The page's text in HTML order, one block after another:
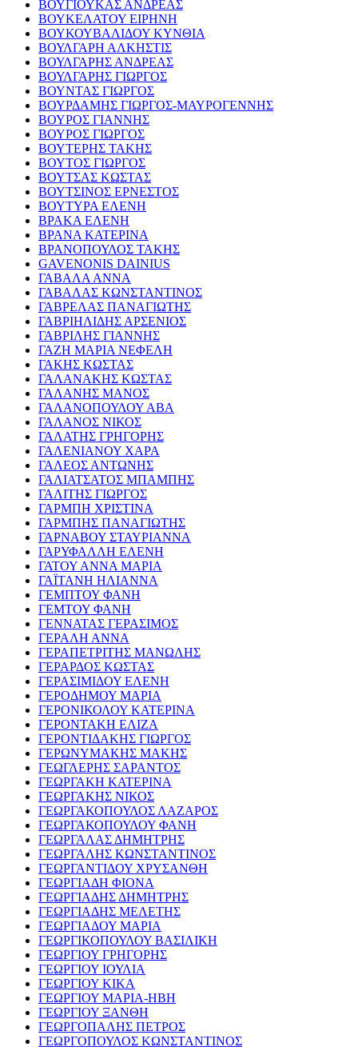
ΒΟΥΓΙΟΥΚΑΣ ΑΝΔΡΕΑΣ
ΒΟΥΚΕΛΑΤΟΥ ΕΙΡΗΝΗ
ΒΟΥΚΟΥΒΑΛΙΔΟΥ ΚΥΝΘΙΑ
ΒΟΥΛΓΑΡΗ ΑΛΚΗΣΤΙΣ
ΒΟΥΛΓΑΡΗΣ ΑΝΔΡΕΑΣ
ΒΟΥΛΓΑΡΗΣ ΓΙΩΡΓΟΣ
ΒΟΥΝΤΑΣ ΓΙΩΡΓΟΣ
ΒΟΥΡΔΑΜΗΣ ΓΙΩΡΓΟΣ-ΜΑΥΡΟΓΕΝΝΗΣ
ΒΟΥΡΟΣ ΓΙΑΝΝΗΣ
ΒΟΥΡΟΣ ΓΙΩΡΓΟΣ
ΒΟΥΤΕΡΗΣ ΤΑΚΗΣ
ΒΟΥΤΟΣ ΓΙΩΡΓΟΣ
ΒΟΥΤΣΑΣ ΚΩΣΤΑΣ
ΒΟΥΤΣΙΝΟΣ ΕΡΝΕΣΤΟΣ
ΒΟΥΤΥΡΑ ΕΛΕΝΗ
ΒΡΑΚΑ ΕΛΕΝΗ
ΒΡΑΝΑ ΚΑΤΕΡΙΝΑ
ΒΡΑΝΟΠΟΥΛΟΣ ΤΑΚΗΣ
GAVENONIS DAINIUS
ΓΑΒΑΛΑ ΑΝΝΑ
ΓΑΒΑΛΑΣ ΚΩΝΣΤΑΝΤΙΝΟΣ
ΓΑΒΡΕΛΑΣ ΠΑΝΑΓΙΩΤΗΣ
ΓΑΒΡΙΗΛΙΔΗΣ ΑΡΣΕΝΙΟΣ
ΓΑΒΡΙΛΗΣ ΓΙΑΝΝΗΣ
ΓΑΖΗ ΜΑΡΙΑ ΝΕΦΕΛΗ
ΓΑΚΗΣ ΚΩΣΤΑΣ
ΓΑΛΑΝΑΚΗΣ ΚΩΣΤΑΣ
ΓΑΛΑΝΗΣ ΜΑΝΟΣ
ΓΑΛΑΝΟΠΟΥΛΟΥ ΑΒΑ
ΓΑΛΑΝΟΣ ΝΙΚΟΣ
ΓΑΛΑΤΗΣ ΓΡΗΓΟΡΗΣ
ΓΑΛΕΝΙΑΝΟΥ ΧΑΡΑ
ΓΑΛΕΟΣ ΑΝΤΩΝΗΣ
ΓΑΛΙΑΤΣΑΤΟΣ ΜΠΑΜΠΗΣ
ΓΑΛΙΤΗΣ ΓΙΩΡΓΟΣ
ΓΑΡΜΠΗ ΧΡΙΣΤΙΝΑ
ΓΑΡΜΠΗΣ ΠΑΝΑΓΙΩΤΗΣ
ΓΑΡΝΑΒΟΥ ΣΤΑΥΡΙΑΝΝΑ
ΓΑΡΥΦΑΛΛΗ ΕΛΕΝΗ
ΓΑΤΟΥ ΑΝΝΑ ΜΑΡΙΑ
ΓΑΪΤΑΝΗ ΗΛΙΑΝΝΑ
ΓΕΜΠΤΟΥ ΦΑΝΗ
ΓΕΜΤΟΥ ΦΑΝΗ
ΓΕΝΝΑΤΑΣ ΓΕΡΑΣΙΜΟΣ
ΓΕΡΑΛΗ ΑΝΝΑ
ΓΕΡΑΠΕΤΡΙΤΗΣ ΜΑΝΩΛΗΣ
ΓΕΡΑΡΔΟΣ ΚΩΣΤΑΣ
ΓΕΡΑΣΙΜΙΔΟΥ ΕΛΕΝΗ
ΓΕΡΟΔΗΜΟΥ ΜΑΡΙΑ
ΓΕΡΟΝΙΚΟΛΟΥ ΚΑΤΕΡΙΝΑ
ΓΕΡΟΝΤΑΚΗ ΕΛΙΖΑ
ΓΕΡΟΝΤΙΔΑΚΗΣ ΓΙΩΡΓΟΣ
ΓΕΡΩΝΥΜΑΚΗΣ ΜΑΚΗΣ
ΓΕΩΓΛΕΡΗΣ ΣΑΡΑΝΤΟΣ
ΓΕΩΡΓΑΚΗ ΚΑΤΕΡΙΝΑ
ΓΕΩΡΓΑΚΗΣ ΝΙΚΟΣ
ΓΕΩΡΓΑΚΟΠΟΥΛΟΣ ΛΑΖΑΡΟΣ
ΓΕΩΡΓΑΚΟΠΟΥΛΟΥ ΦΑΝΗ
ΓΕΩΡΓΑΛΑΣ ΔΗΜΗΤΡΗΣ
ΓΕΩΡΓΑΛΗΣ ΚΩΝΣΤΑΝΤΙΝΟΣ
ΓΕΩΡΓΑΝΤΙΔΟΥ ΧΡΥΣΑΝΘΗ
ΓΕΩΡΓΙΑΔΗ ΦΙΟΝΑ
ΓΕΩΡΓΙΑΔΗΣ ΔΗΜΗΤΡΗΣ
ΓΕΩΡΓΙΑΔΗΣ ΜΕΛΕΤΗΣ
ΓΕΩΡΓΙΑΔΟΥ ΜΑΡΙΑ
ΓΕΩΡΓΙΚΟΠΟΥΛΟΥ ΒΑΣΙΛΙΚΗ
ΓΕΩΡΓΙΟΥ ΓΡΗΓΟΡΗΣ
ΓΕΩΡΓΙΟΥ ΙΟΥΛΙΑ
ΓΕΩΡΓΙΟΥ ΚΙΚΑ
ΓΕΩΡΓΙΟΥ ΜΑΡΙΑ-ΗΒΗ
ΓΕΩΡΓΙΟΥ ΞΑΝΘΗ
ΓΕΩΡΓΟΠΑΛΗΣ ΠΕΤΡΟΣ
ΓΕΩΡΓΟΠΟΥΛΟΣ ΚΩΝΣΤΑΝΤΙΝΟΣ